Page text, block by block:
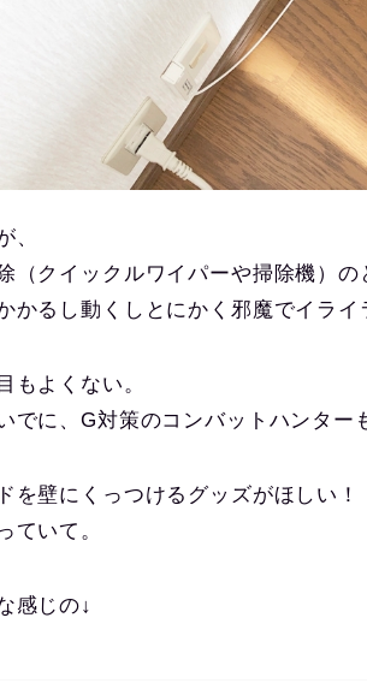
、
（クイックルワイパーや掃除機）の
かるし動くしとにかく邪魔でイライ
もよくない。
いでに、G対策のコンバットハンター
を壁にくっつけるグッズがほしい！
ていて。
感じの↓